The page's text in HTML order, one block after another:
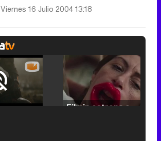
Viernes 16 Julio 2004 13:18
Unmute /